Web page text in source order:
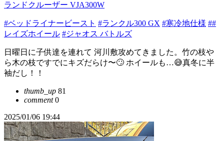
ランドクルーザー VJA300W
#ベッドライナービースト #ランクル300 GX #寒冷地仕様 ##
レイズホイール #ジャオス バトルズ
日曜日に子供達を連れて 河川敷攻めてきました。竹の枝や
ら木の枝ですでにキズだらけ〜🙄 ホイールも…😅真冬に半
袖だし！！
thumb_up 81
comment0
2025/01/06 19:44